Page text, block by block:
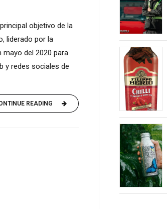
objetivo de la
liderado por la
mayo del 2020 para
y redes sociales de
READING